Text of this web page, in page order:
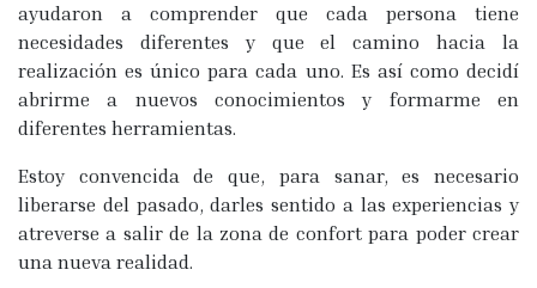
ayudaron a comprender que cada persona tiene
necesidades diferentes y que el camino hacia la
realización es único para cada uno. Es así como decidí
abrirme a nuevos conocimientos y formarme en
diferentes herramientas.
Estoy convencida de que, para sanar, es necesario
liberarse del pasado, darles sentido a las experiencias y
atreverse a salir de la zona de confort para poder crear
una nueva realidad.